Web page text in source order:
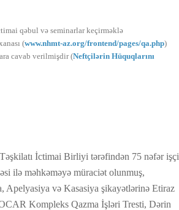
qəbul və seminarlar keçirməklə
(www.nhmt-az.org/frontend/pages/qa.php)
cavab verilmişdir (Neftçilərin Hüquqlarını
İctimai Birliyi tərəfindən 75 nəfər işçi
ilə məhkəməyə müraciət olunmuş,
Apelyasiya və Kasasiya şikayətlərinə Etiraz
Kompleks Qazma İşləri Tresti, Dərin